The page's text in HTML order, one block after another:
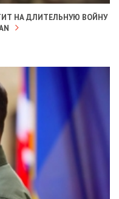
НА ДЛИТЕЛЬНУЮ ВОЙНУ